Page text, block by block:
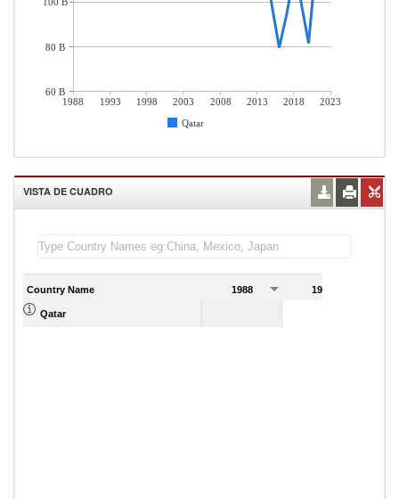
1988 1993 1998 2003 2008 2013 2018
2023
Qatar
80 B
60 B
VISTA DE CUADRO
Country Name 1988 1989
Qatar